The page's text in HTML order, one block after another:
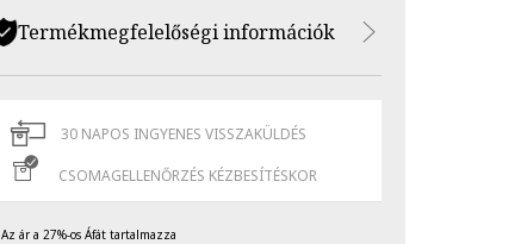
Termékmegfelelőségi információk
30 NAPOS INGYENES VISSZAKÜLDÉS
CSOMAGELLENŐRZÉS KÉZBESÍTÉSKOR
Az ár a 27%-os Áfát tartalmazza